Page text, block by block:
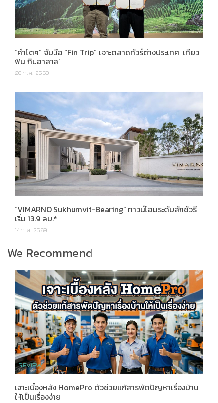
“คำโตๆ” จับมือ “Fin Trip” เจาะตลาดทัวร์ต่างประเทศ ‘เที่ยว
ฟิน กินฮาลาล’
20 ก.ค. 2569
“VIMARNO Sukhumvit-Bearing” ทาวน์โฮมระดับลักชัวรี
เริ่ม 13.9 ลบ.*
14 ก.ค. 2569
We Recommend
เจาะเบื้องหลัง HomePro ตัวช่วยแก้สารพัดปัญหาเรื่องบ้าน
ให้เป็นเรื่องง่าย